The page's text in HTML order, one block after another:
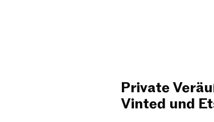
Private
Vinted und